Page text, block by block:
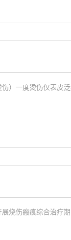
）一度烫伤仅表皮
烧伤瘢痕综合治疗